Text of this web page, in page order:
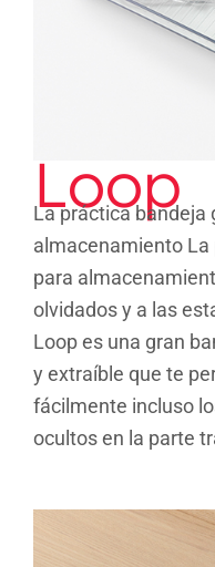
Loop
La práctica bandeja
almacenamiento
para
olvidados y a las
Loop es una gran
y extraíble que te
fácilmente incluso
ocultos en la parte